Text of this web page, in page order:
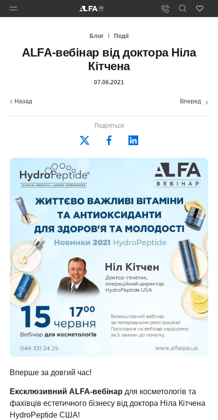
Блог Події
ALFA-вебінар від доктора Ніла
Кітчена
07.06.2021
Назад Вперед
Поділіться
Вперше за довгий час!
Ексклюзивний ALFA-вебінар для косметологів та
фахівців естетичного бізнесу від доктора Ніла Кітчена
HydroPeptide США!